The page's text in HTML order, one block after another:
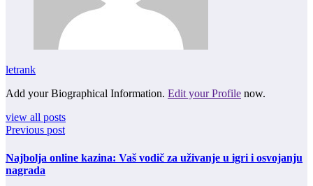
letrank
Add your Biographical Information. Edit your Profile now.
view all posts
Previous post
Najbolja online kazina: Vaš vodič za uživanje u igri i osvojanju
nagrada